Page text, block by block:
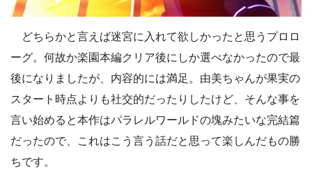
どちらかと言えば迷宮に入れて欲しかったと思うプロロ
ーグ。何故か楽園本編クリア後にしか選べなかったので最
後になりましたが、内容的には満足。由美ちゃんが果実の
スタート時点よりも社交的だったりしたけど、そんな事を
言い始めると本作はパラレルワールドの塊みたいな完結篇
だったので、これはこう言う話だと思って楽しんだもの勝
ちです。